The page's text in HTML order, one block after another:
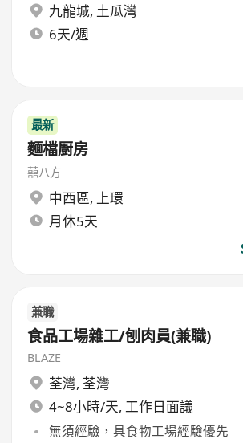
九龍城, 土瓜灣
6天/週
最新
麵檔㕑房
囍八方
中西區, 上環
月休5天
兼職
食品工場雜工/刨肉員(兼職)
BLAZE
荃灣, 荃灣
4~8小時/天, 工作日面議
無須經驗，具食物工場經驗優先